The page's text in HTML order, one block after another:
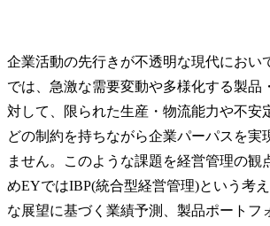
企業活動の先行きが不透明な現代におい
では、急激な需要変動や多様化する製品
対して、限られた生産・物流能力や不安
どの制約を持ちながら企業パーパスを実
ません。このような課題を経営管理の観
めEYではIBP(統合型経営管理)という考
な展望に基づく業績予測、製品ポートフ